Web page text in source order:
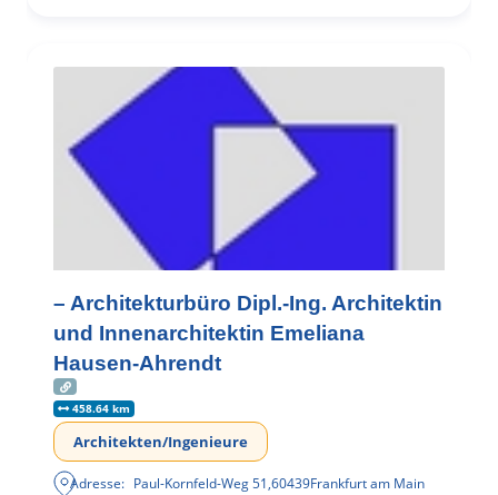
– Architekturbüro Dipl.-Ing. Architektin
und Innenarchitektin Emeliana
Hausen-Ahrendt
458.64 km
Architekten/Ingenieure
Adresse: Paul-Kornfeld-Weg 51,60439Frankfurt am Main